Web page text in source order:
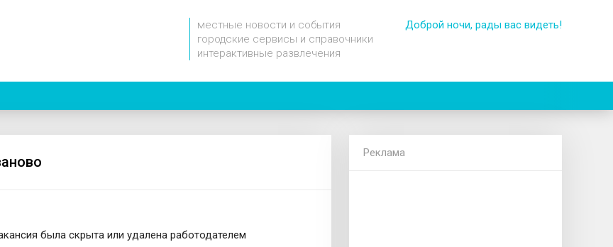
местные новости и события
городские сервисы и справочники
интерактивные развлечения
Доброй ночи, рады вас видеть!
была скрыта или удалена работодателем
Реклама